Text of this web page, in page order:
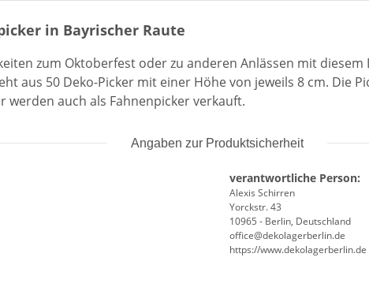
in Bayrischer Raute
zum Oktoberfest oder zu anderen Anlässen mit diesem
aus 50 Deko-Picker mit einer Höhe von jeweils 8 cm. Die
werden auch als Fahnenpicker verkauft.
Angaben zur Produktsicherheit
verantwortliche Person:
Alexis Schirren
Yorckstr. 43
10965 - Berlin, Deutschland
office@dekolagerberlin.de
https://www.dekolagerberlin.de